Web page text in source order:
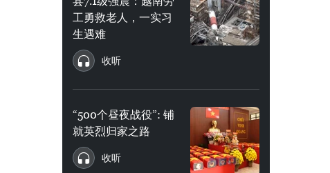
工勇救老人，一实习
生遇难
收听
“500个昼夜战役”: 铺
就英烈归家之路
收听